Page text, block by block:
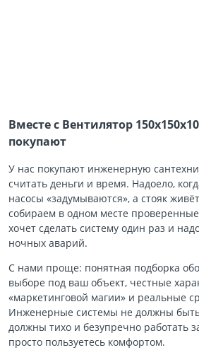
Вместе с Вентилятор
покупают
У нас покупают инженерную
считать деньги и время. Надоело,
насосы «задумываются», а стояк
собираем в одном месте
хочет сделать систему один раз и
ночных аварий.
С нами проще: понятная подборка
выборе под ваш объект, честные
«маркетинговой магии» и реальные
Инженерные системы не должны
должны тихо и безупречно работать
просто пользуетесь комфортом.